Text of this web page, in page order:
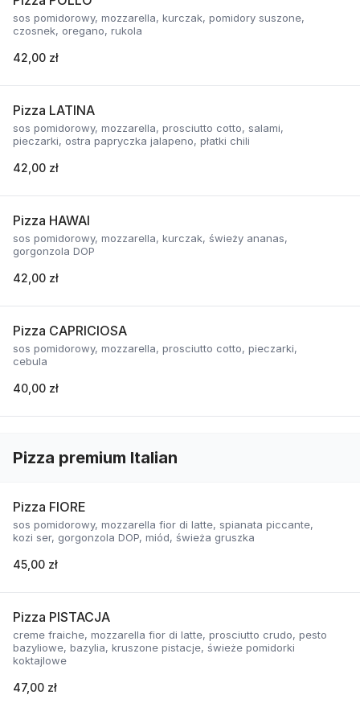
sos pomidorowy, mozzarella, kurczak, pomidory suszone,
czosnek, oregano, rukola
42,00 zł
Pizza LATINA
sos pomidorowy, mozzarella, prosciutto cotto, salami,
pieczarki, ostra papryczka jalapeno, płatki chili
42,00 zł
Pizza HAWAI
sos pomidorowy, mozzarella, kurczak, świeży ananas,
gorgonzola DOP
42,00 zł
Pizza CAPRICIOSA
sos pomidorowy, mozzarella, prosciutto cotto, pieczarki,
cebula
40,00 zł
Pizza premium Italian
Pizza FIORE
sos pomidorowy, mozzarella fior di latte, spianata piccante,
kozi ser, gorgonzola DOP, miód, świeża gruszka
45,00 zł
Pizza PISTACJA
creme fraiche, mozzarella fior di latte, prosciutto crudo, pesto
bazyliowe, bazylia, kruszone pistacje, świeże pomidorki
koktajlowe
47,00 zł